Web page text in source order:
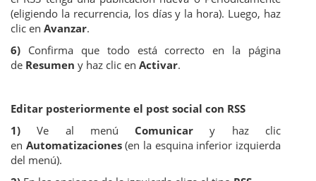
(eligiendo la recurrencia, los días y la hora). Luego, haz
clic en Avanzar.
6) Confirma que todo está correcto en la página
de Resumen y haz clic en Activar.
Editar posteriormente el post social con RSS
1) Ve al menú Comunicar y haz clic
en Automatizaciones(en la esquina inferior izquierda
del menú).